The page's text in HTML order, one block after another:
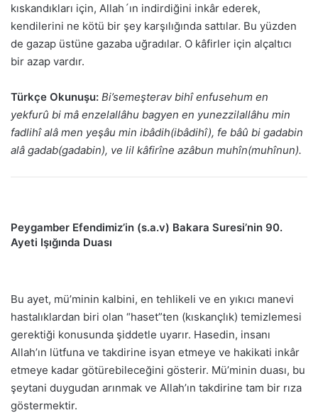
kıskandıkları için, Allah´ın indirdiğini inkâr ederek,
kendilerini ne kötü bir şey karşılığında sattılar. Bu yüzden
de gazap üstüne gazaba uğradılar. O kâfirler için alçaltıcı
bir azap vardır.
Türkçe Okunuşu: Bi’semeşterav bihî enfusehum en
yekfurû bi mâ enzelallâhu bagyen en yunezzilallâhu min
fadlihî alâ men yeşâu min ibâdih(ibâdihî), fe bâû bi gadabin
alâ gadab(gadabin), ve lil kâfirîne azâbun muhîn(muhînun).
Peygamber Efendimiz’in (s.a.v) Bakara Suresi’nin 90.
Ayeti Işığında Duası
Bu ayet, mü’minin kalbini, en tehlikeli ve en yıkıcı manevi
hastalıklardan biri olan “haset”ten (kıskançlık) temizlemesi
gerektiği konusunda şiddetle uyarır. Hasedin, insanı
Allah’ın lütfuna ve takdirine isyan etmeye ve hakikati inkâr
etmeye kadar götürebileceğini gösterir. Mü’minin duası, bu
şeytani duygudan arınmak ve Allah’ın takdirine tam bir rıza
göstermektir.